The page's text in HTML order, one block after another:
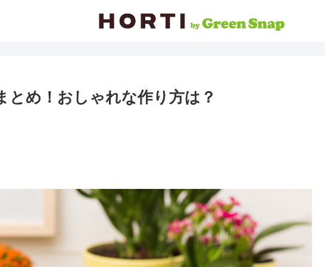
とめ！おしゃれな作り方は？